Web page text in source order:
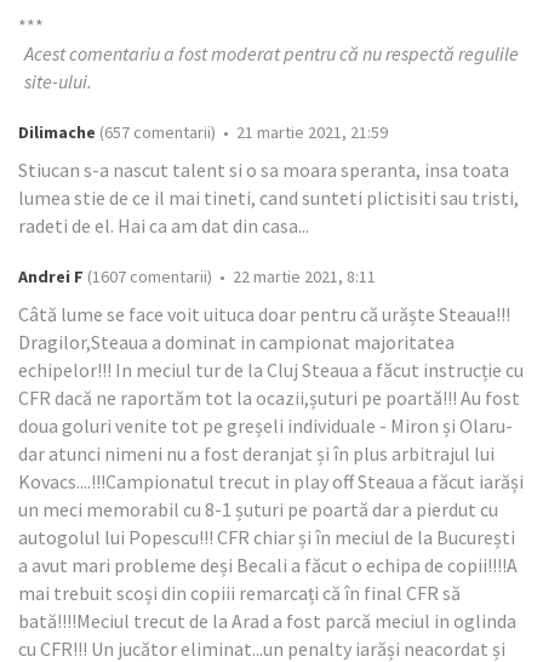
***
Acest comentariu a fost moderat pentru că nu respectă regulile
site-ului.
Dilimache (657 comentarii) • 21 martie 2021, 21:59
Stiucan s-a nascut talent si o sa moara speranta, insa toata
lumea stie de ce il mai tineti, cand sunteti plictisiti sau tristi,
radeti de el. Hai ca am dat din casa...
Andrei F (1607 comentarii) • 22 martie 2021, 8:11
Câtă lume se face voit uituca doar pentru că urăște Steaua!!!
Dragilor,Steaua a dominat in campionat majoritatea
echipelor!!! In meciul tur de la Cluj Steaua a făcut instrucție cu
CFR dacă ne raportăm tot la ocazii,șuturi pe poartă!!! Au fost
doua goluri venite tot pe greșeli individuale - Miron și Olaru-
dar atunci nimeni nu a fost deranjat și în plus arbitrajul lui
Kovacs....!!!Campionatul trecut in play off Steaua a făcut iarăși
un meci memorabil cu 8-1 șuturi pe poartă dar a pierdut cu
autogolul lui Popescu!!! CFR chiar și în meciul de la București
a avut mari probleme deși Becali a făcut o echipa de copii!!!!A
mai trebuit scoși din copiii remarcați că în final CFR să
bată!!!!Meciul trecut de la Arad a fost parcă meciul in oglinda
cu CFR!!! Un jucător eliminat...un penalty iarăși neacordat și